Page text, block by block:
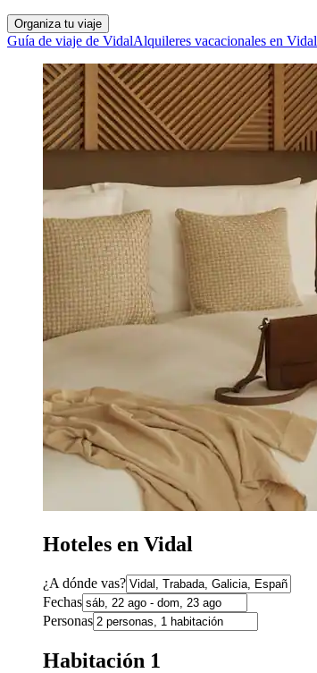
Organiza tu viaje
Guía de viaje de VidalAlquileres vacacionales en Vidal
Hoteles en Vidal
¿A dónde vas?
Fechas
Personas
Habitación 1